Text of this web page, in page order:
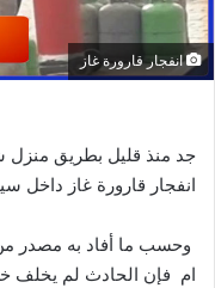
انفجار قارورة غاز
انفجار قارورة غاز داخل
وحسب ما أفاد به مصدر
ام فإن الحادث لم يخلف